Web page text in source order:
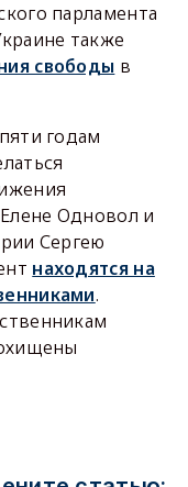
парламента
также
свободы в
годам
Одновол и
Сергею
находятся на
.